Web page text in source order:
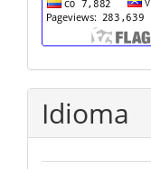
Idioma